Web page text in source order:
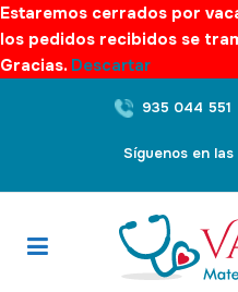
Estaremos cerrados por
los pedidos recibidos se
Gracias. Descartar
935 044 551
Síguenos en